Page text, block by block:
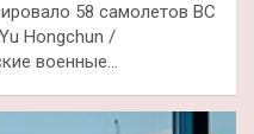
58 самолетов ВС
Hongchun /
военные…